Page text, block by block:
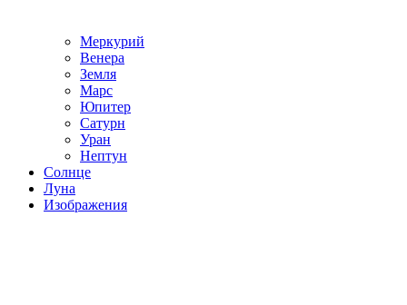
Меркурий
Венера
Земля
Марс
Юпитер
Сатурн
Уран
Нептун
Солнце
Луна
Изображения